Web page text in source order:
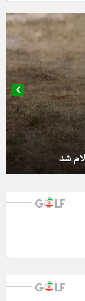
شد
فردا